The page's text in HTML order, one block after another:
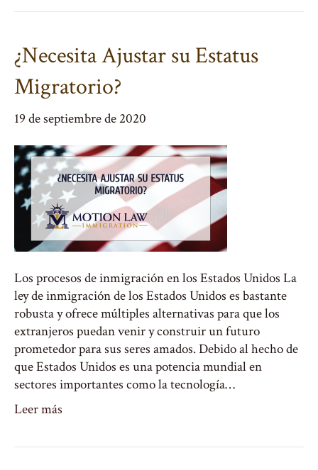
¿Necesita Ajustar su Estatus
Migratorio?
19 de septiembre de 2020
Los procesos de inmigración en los Estados Unidos La
ley de inmigración de los Estados Unidos es bastante
robusta y ofrece múltiples alternativas para que los
extranjeros puedan venir y construir un futuro
prometedor para sus seres amados. Debido al hecho de
que Estados Unidos es una potencia mundial en
sectores importantes como la tecnología…
Leer más